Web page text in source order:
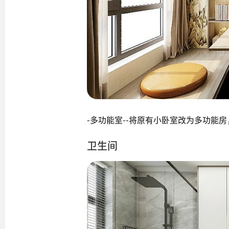
-多功能室--将原有小卧室改为多功能
卫生间